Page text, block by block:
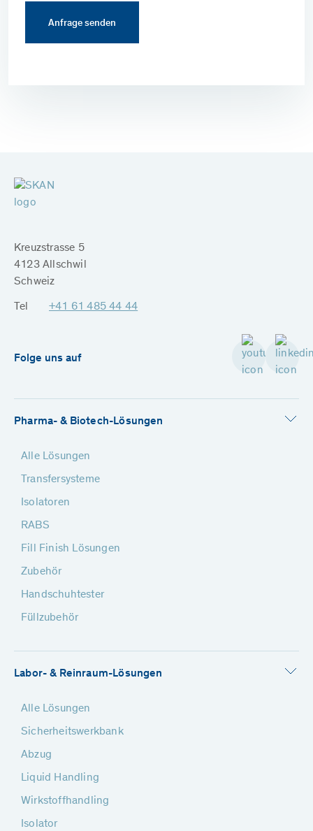
Kreuzstrasse 5
4123 Allschwil
Schweiz
Tel +41 61 485 44 44
Folge uns auf
Pharma- & Biotech-Lösungen
Alle Lösungen
Transfersysteme
Isolatoren
RABS
Fill Finish Lösungen
Zubehör
Handschuhtester
Füllzubehör
Labor- & Reinraum-Lösungen
Alle Lösungen
Sicherheitswerkbank
Abzug
Liquid Handling
Wirkstoffhandling
Isolator